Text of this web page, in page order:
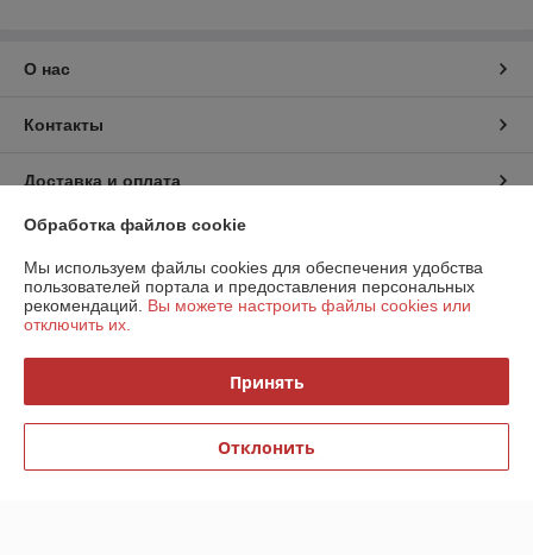
О нас
Контакты
Доставка и оплата
График работы
Полная версия сайта
Сайт создан на платформе Deal.by
Обработка файлов cookie
Мы используем файлы cookies для обеспечения удобства
пользователей портала и предоставления персональных
рекомендаций. Вы можете настроить файлы cookies или
отключить их.
Принять
Отклонить